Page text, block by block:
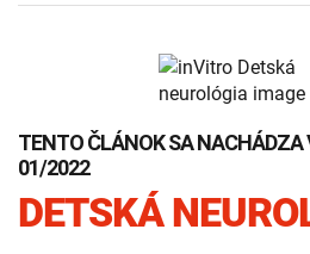
TENTO ČLÁNOK SA NACHÁDZA
01/2022
DETSKÁ